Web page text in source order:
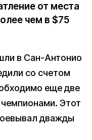
от места
чем в $75
в Сан-Антонио
со счетом
еще две
Этот
дважды